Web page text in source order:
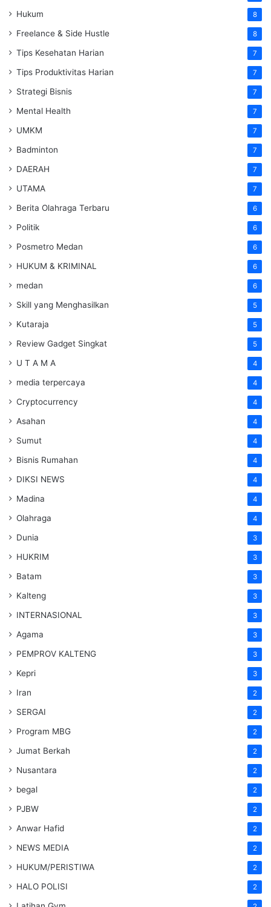
Hukum 8
Freelance & Side Hustle 8
Tips Kesehatan Harian 7
Tips Produktivitas Harian 7
Strategi Bisnis 7
Mental Health 7
UMKM 7
Badminton 7
DAERAH 7
UTAMA 7
Berita Olahraga Terbaru 6
Politik 6
Posmetro Medan 6
HUKUM & KRIMINAL 6
medan 6
Skill yang Menghasilkan 5
Kutaraja 5
Review Gadget Singkat 5
U T A M A 4
media terpercaya 4
Cryptocurrency 4
Asahan 4
Sumut 4
Bisnis Rumahan 4
DIKSI NEWS 4
Madina 4
Olahraga 4
Dunia 3
HUKRIM 3
Batam 3
Kalteng 3
INTERNASIONAL 3
Agama 3
PEMPROV KALTENG 3
Kepri 3
Iran 2
SERGAI 2
Program MBG 2
Jumat Berkah 2
Nusantara 2
begal 2
PJBW 2
Anwar Hafid 2
NEWS MEDIA 2
HUKUM/PERISTIWA 2
HALO POLISI 2